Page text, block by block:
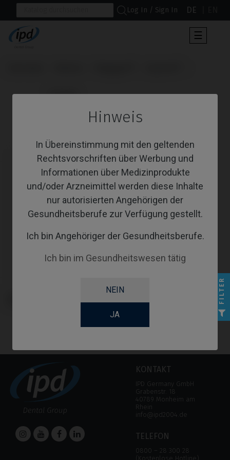
Hinweis
In Übereinstimmung mit den geltenden
Rechtsvorschriften über Werbung und
Informationen über Medizinprodukte
und/oder Arzneimittel werden diese Inhalte
nur autorisierten Angehörigen der
Gesundheitsberufe zur Verfügung gestellt.
Ich bin Angehöriger der Gesundheitsberufe.
Ich bin im Gesundheitswesen tätig
NEIN
JA
Log In / Sign In DE
der
☰
                      Analoge
KONTAKT
IPD Germany GmbH
Grabenstr. 18
40789 Monheim am
Rhein
info@ipd2004.de
TELEFON
0800 – 28 300 28
(Kostenlose Hotline)
FILTER